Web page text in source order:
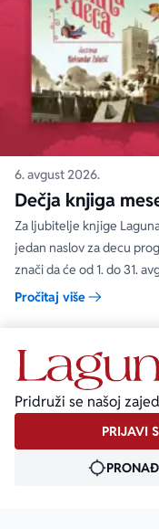
6. avgust 2026.
Dečja knjiga
Za ljubitelje knjige
jedan naslov za decu
znači da će od 1. do 31.
moći da se kupi na
Pročitaj više
Pridruži se našoj
PRIJAVI